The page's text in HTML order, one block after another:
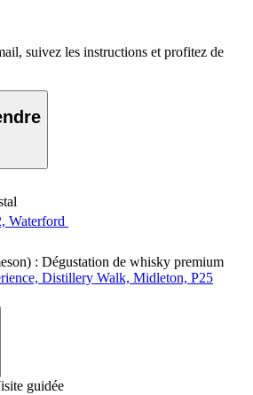
suivez les instructions et profitez de
Waterford
: Dégustation de whisky premium
Distillery Walk, Midleton, P25
guidée